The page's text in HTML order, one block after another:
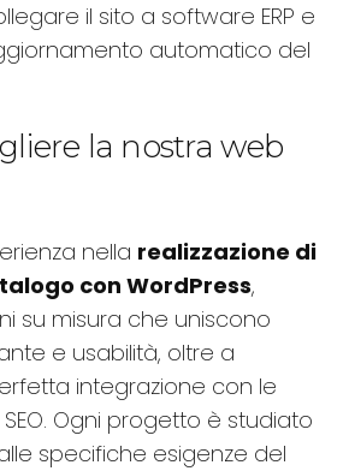
il sito a software ERP e
automatico del
la nostra web
nella realizzazione di
con WordPress,
su misura che uniscono
e usabilità, oltre a
integrazione con le
Ogni progetto è studiato
specifiche esigenze del